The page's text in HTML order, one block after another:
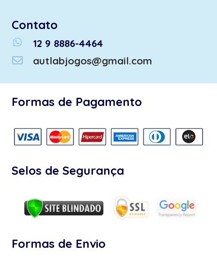
Contato
whatsapp
12 9 8886-4464
autlabjogos@gmail.com
Formas de Pagamento
Selos de Segurança
Formas de Envio